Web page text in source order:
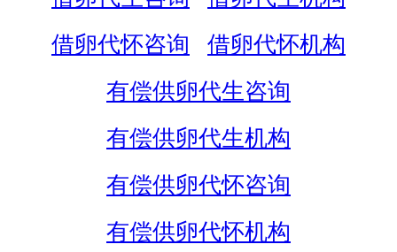
借卵代怀咨询
借卵代怀机构
有偿供卵代生咨询
有偿供卵代生机构
有偿供卵代怀咨询
有偿供卵代怀机构